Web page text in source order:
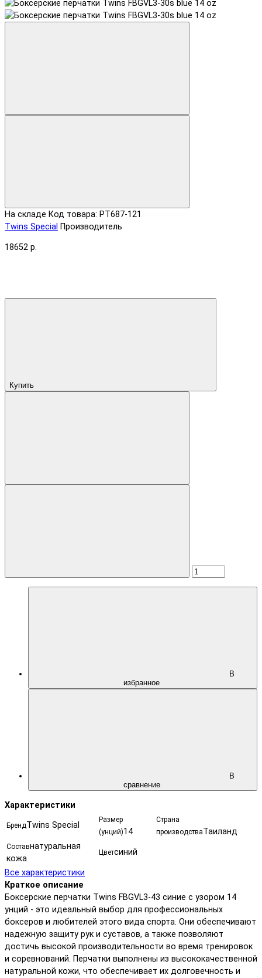
На складе Код товара: PT687-121
Twins Special Производитель
18652 р.
Купить
В
избранное
В
сравнение
Характеристики
БрендTwins Special
Размер
(унций)14
Страна
производстваТаиланд
Составнатуральная
кожа
Цветсиний
Все характеристики
Краткое описание
Боксерские перчатки Twins FBGVL3-43 синие с узором 14
унций - это идеальный выбор для профессиональных
боксеров и любителей этого вида спорта. Они обеспечивают
надежную защиту рук и суставов, а также позволяют
достичь высокой производительности во время тренировок
и соревнований. Перчатки выполнены из высококачественной
натуральной кожи, что обеспечивает их долговечность и